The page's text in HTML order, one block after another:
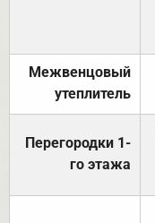
Межвенцовый
утеплитель
Перегородки 1-
го этажа